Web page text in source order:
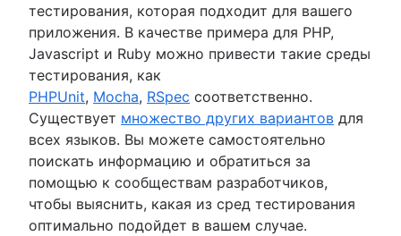
тестирования, которая подходит для вашего
приложения. В качестве примера для PHP,
Javascript и Ruby можно привести такие среды
тестирования, как
PHPUnit, Mocha, RSpec соответственно.
Существует множество других вариантов для
всех языков. Вы можете самостоятельно
поискать информацию и обратиться за
помощью к сообществам разработчиков,
чтобы выяснить, какая из сред тестирования
оптимально подойдет в вашем случае.